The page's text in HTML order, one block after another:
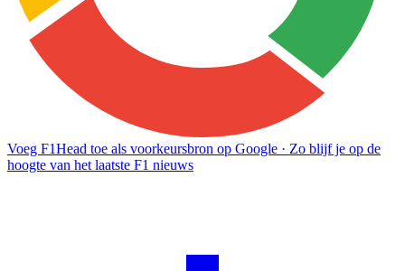
Voeg F1Head toe als voorkeursbron op Google · Zo blijf je op de
hoogte van het laatste F1 nieuws